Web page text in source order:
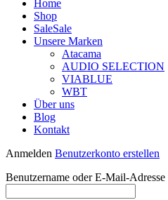
Home
Shop
SaleSale
Unsere Marken
Atacama
AUDIO SELECTION
VIABLUE
WBT
Über uns
Blog
Kontakt
Anmelden Benutzerkonto erstellen
Benutzername oder E-Mail-Adresse